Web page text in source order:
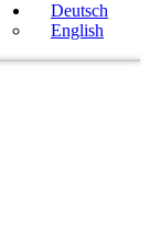
Deutsch
English